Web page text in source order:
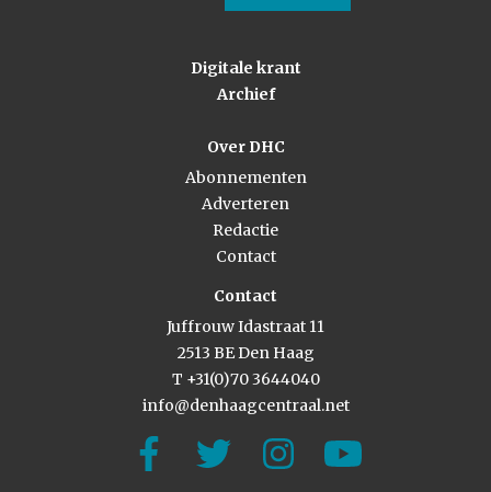
Digitale krant
Archief
Over DHC
Abonnementen
Adverteren
Redactie
Contact
Contact
Juffrouw Idastraat 11
2513 BE Den Haag
T +31(0)70 3644040
info@denhaagcentraal.net